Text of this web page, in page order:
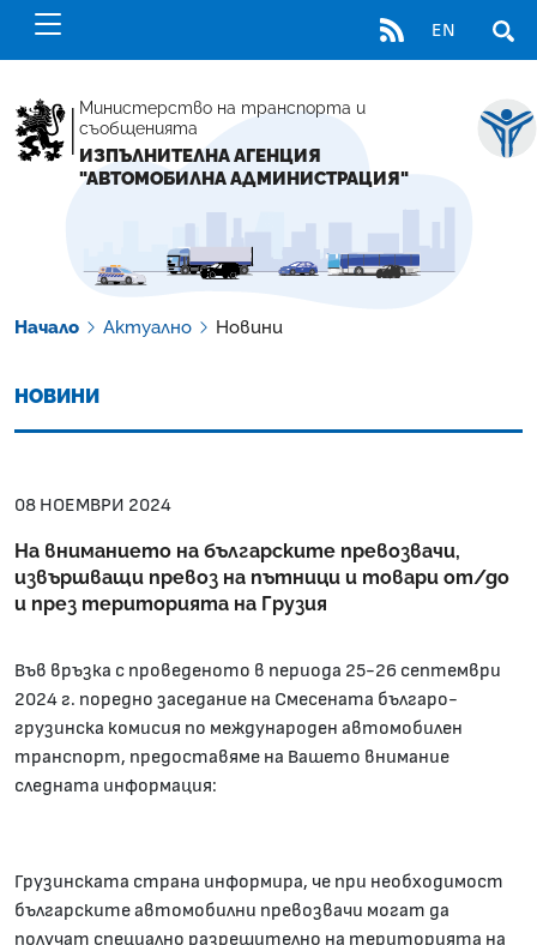
RSS EN
Министерство на транспорта и
съобщенията
ИЗПЪЛНИТЕЛНА АГЕНЦИЯ
"АВТОМОБИЛНА АДМИНИСТРАЦИЯ"
Начало Актуално Новини
НОВИНИ
08 НОЕМВРИ 2024
На вниманието на българските превозвачи,
извършващи превоз на пътници и товари от/до
и през територията на Грузия
Във връзка с проведеното в периода 25-26 септември
2024 г. поредно заседание на Смесената българо-
грузинска комисия по международен автомобилен
транспорт, предоставяме на Вашето внимание
следната информация:
Грузинската страна информира, че при необходимост
българските автомобилни превозвачи могат да
получат специално разрешително на територията на